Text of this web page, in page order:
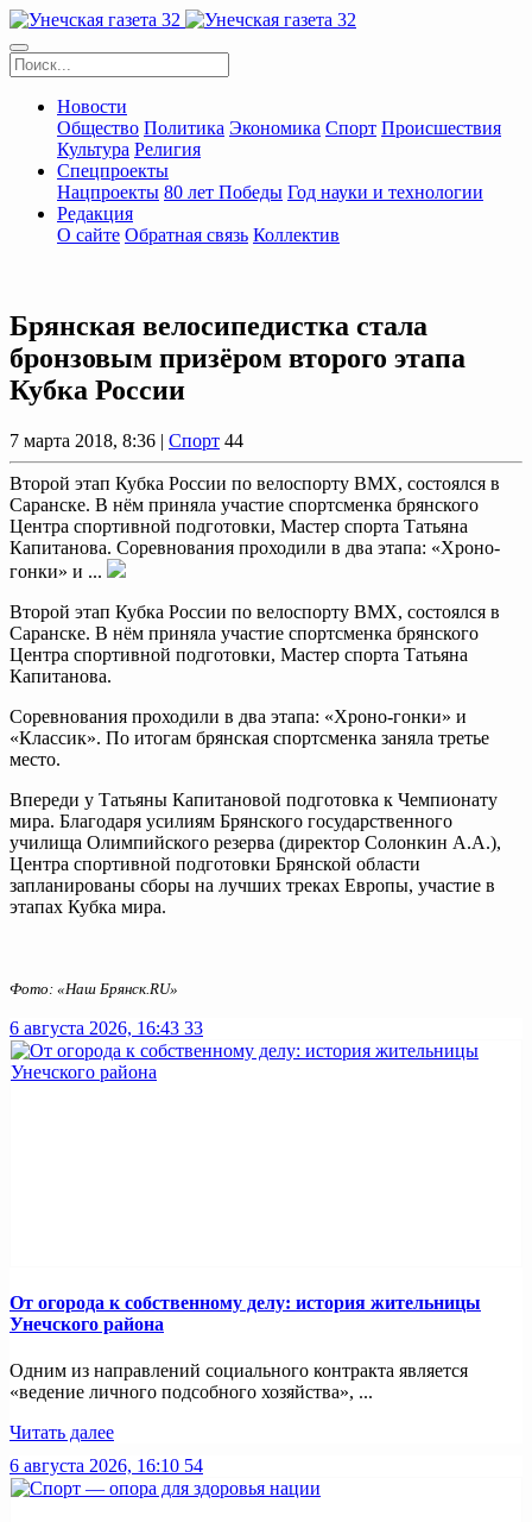
Новости
Общество Политика Экономика Спорт Происшествия
Культура Религия
Спецпроекты
Нацпроекты 80 лет Победы Год науки и технологии
Редакция
О сайте Обратная связь Коллектив
Брянская велосипедистка стала
бронзовым призёром второго этапа
Кубка России
7 марта 2018, 8:36 | Спорт 44
Второй этап Кубка России по велоспорту ВМХ, состоялся в
Саранске. В нём приняла участие спортсменка брянского
Центра спортивной подготовки, Мастер спорта Татьяна
Капитанова. Соревнования проходили в два этапа: «Хроно-
гонки» и ...
Второй этап Кубка России по велоспорту ВМХ, состоялся в
Саранске. В нём приняла участие спортсменка брянского
Центра спортивной подготовки, Мастер спорта Татьяна
Капитанова.
Соревнования проходили в два этапа: «Хроно-гонки» и
«Классик». По итогам брянская спортсменка заняла третье
место.
Впереди у Татьяны Капитановой подготовка к Чемпионату
мира. Благодаря усилиям Брянского государственного
училища Олимпийского резерва (директор Солонкин А.А.),
Центра спортивной подготовки Брянской области
запланированы сборы на лучших треках Европы, участие в
этапах Кубка мира.
Фото: «Наш Брянск.RU»
6 августа 2026, 16:43 33
От огорода к собственному делу: история жительницы
Унечского района
Одним из направлений социального контракта является
«ведение личного подсобного хозяйства», ...
Читать далее
6 августа 2026, 16:10 54